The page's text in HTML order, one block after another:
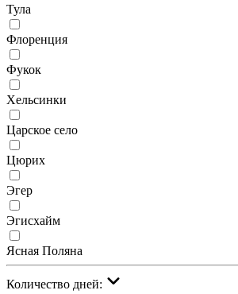
Тула
Флоренция
Фукок
Хельсинки
Царское село
Цюрих
Эгер
Эгисхайм
Ясная Поляна
Количество дней: